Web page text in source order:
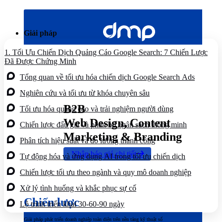
dung
Giải pháp
B2B
Web Design, Content
Marketing & Branding
Nhận báo giá chi tiết
Chiến lược
Giải pháp phát triển doanh nghiệp toàn diện trên nền tảng kỹ thuật số
1. Tối Ưu Chiến Dịch Quảng Cáo Google Search: 7 Chiến Lược
Đã Được Chứng Minh
Tổng quan về tối ưu hóa chiến dịch Google Search Ads
Nghiên cứu và tối ưu từ khóa chuyên sâu
Tối ưu hóa quảng cáo và trải nghiệm người dùng
Chiến lược đấu giá và phân bổ ngân sách thông minh
Phân tích hiệu suất và đo lường thành công
Tự động hóa và ứng dụng AI trong tối ưu chiến dịch
Chiến lược tối ưu theo ngành và quy mô doanh nghiệp
Xử lý tình huống và khắc phục sự cố
Lộ trình triển khai 30-60-90 ngày